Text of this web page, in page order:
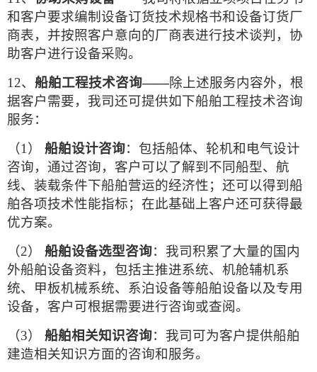
和客户要求编制设备订货技术规格书和设备订货厂
商表，并按照客户意向的厂商表进行技术谈判，协
助客户进行设备采购。
12、 船舶工程技术咨询——除上述服务内容外，根
据客户需要，我司还可提供如下船舶工程技术咨询
服务：
（1） 船舶设计咨询：包括船体、轮机和电气设计
咨询，通过咨询，客户可以了解到不同船型、航
线、装载条件下船舶营运的经济性；还可以得到船
舶各项技术性能指标；在此基础上客户还可获得最
优方案。
（2） 船舶设备选型咨询：我司积累了大量的国内
外船舶设备资料，包括主推进系统、机舱辅机系
统、甲板机械系统、系泊设备等船舶设备以及专用
设备，客户可根据需要进行咨询或查阅。
（3） 船舶相关知识咨询：我司可为客户提供船舶
建造相关知识方面的咨询和服务。